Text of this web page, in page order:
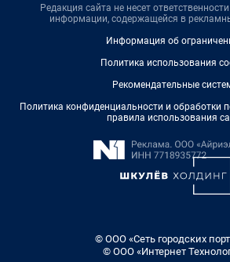
Редакция сайта не несет
информации, содержащейся в
Информация об
Политика использования
Рекомендательные
Политика конфиденциальности и обработки
правила использования
© ООО «Сеть городских
© ООО «Интернет